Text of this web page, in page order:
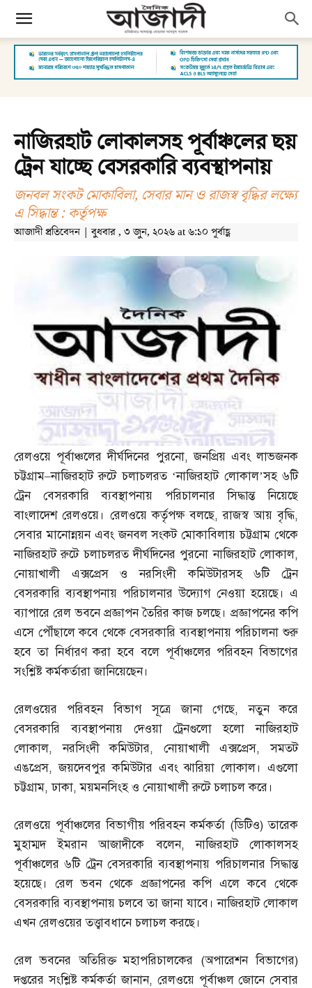
নাজিরহাট লোকালসহ পূর্বাঞ্চলের ছয়
ট্রেন যাচ্ছে বেসরকারি ব্যবস্থাপনায়
জনবল সংকট মোকাবিলা, সেবার মান ও রাজস্ব বৃদ্ধির লক্ষ্যে
এ সিদ্ধান্ত : কর্তৃপক্ষ
আজাদী প্রতিবেদন | বুধবার , ৩ জুন, ২০২৬ at ৬:১০ পূর্বাহ্ণ
রেলওয়ে পূর্বাঞ্চলের দীর্ঘদিনের পুরনো,জনপ্রিয় এবং লাভজনক
চট্টগ্রাম–নাজিরহাট রুটে চলাচলরত ‘নাজিরহাট লোকাল’সহ ৬টি
ট্রেন বেসরকারি ব্যবস্থাপনায় পরিচালনার সিদ্ধান্ত নিয়েছে
বাংলাদেশ রেলওয়ে। রেলওয়ে কর্তৃপক্ষ বলছে,রাজস্ব আয় বৃদ্ধি,
সেবার মানোন্নয়ন এবং জনবল সংকট মোকাবিলায় চট্টগ্রাম থেকে
নাজিরহাট রুটে চলাচলরত দীর্ঘদিনের পুরনো নাজিরহাট লোকাল,
নোয়াখালী এক্সপ্রেস ও নরসিংদী কমিউটারসহ ৬টি ট্রেন
বেসরকারি ব্যবস্থাপনায় পরিচালনার উদ্যোগ নেওয়া হয়েছে। এ
ব্যাপারে রেল ভবনে প্রজ্ঞাপন তৈরির কাজ চলছে। প্রজ্ঞাপনের কপি
এসে পৌঁছালে কবে থেকে বেসরকারি ব্যবস্থাপনায় পরিচালনা শুরু
হবে তা নির্ধারণ করা হবে বলে পূর্বাঞ্চলের পরিবহন বিভাগের
সংশ্লিষ্ট কর্মকর্তারা জানিয়েছেন।
রেলওয়ের পরিবহন বিভাগ সূত্রে জানা গেছে,নতুন করে
বেসরকারি ব্যবস্থাপনায় দেওয়া ট্রেনগুলো হলো নাজিরহাট
লোকাল,নরসিংদী কমিউটার, নোয়াখালী এক্সপ্রেস,সমতট
এঙপ্রেস,জয়দেবপুর কমিউটার এবং ঝারিয়া লোকাল। এগুলো
চট্টগ্রাম,ঢাকা,ময়মনসিংহ ও নোয়াখালী রুটে চলাচল করে।
রেলওয়ে পূর্বাঞ্চলের বিভাগীয় পরিবহন কর্মকর্তা (ডিটিও)তারেক
মুহাম্মদ ইমরান আজাদীকে বলেন,নাজিরহাট লোকালসহ
পূর্বাঞ্চলের ৬টি ট্রেন বেসরকারি ব্যবস্থাপনায় পরিচালনার সিদ্ধান্ত
হয়েছে। রেল ভবন থেকে প্রজ্ঞাপনের কপি এলে কবে থেকে
বেসরকারি ব্যবস্থাপনায় চলবে তা জানা যাবে। নাজিরহাট লোকাল
এখন রেলওয়ের তত্ত্বাবধানে চলাচল করছে।
রেল ভবনের অতিরিক্ত মহাপরিচালকের (অপারেশন বিভাগের)
দপ্তরের সংশ্লিষ্ট কর্মকর্তা জানান, রেলওয়ে পূর্বাঞ্চল জোনে সেবার